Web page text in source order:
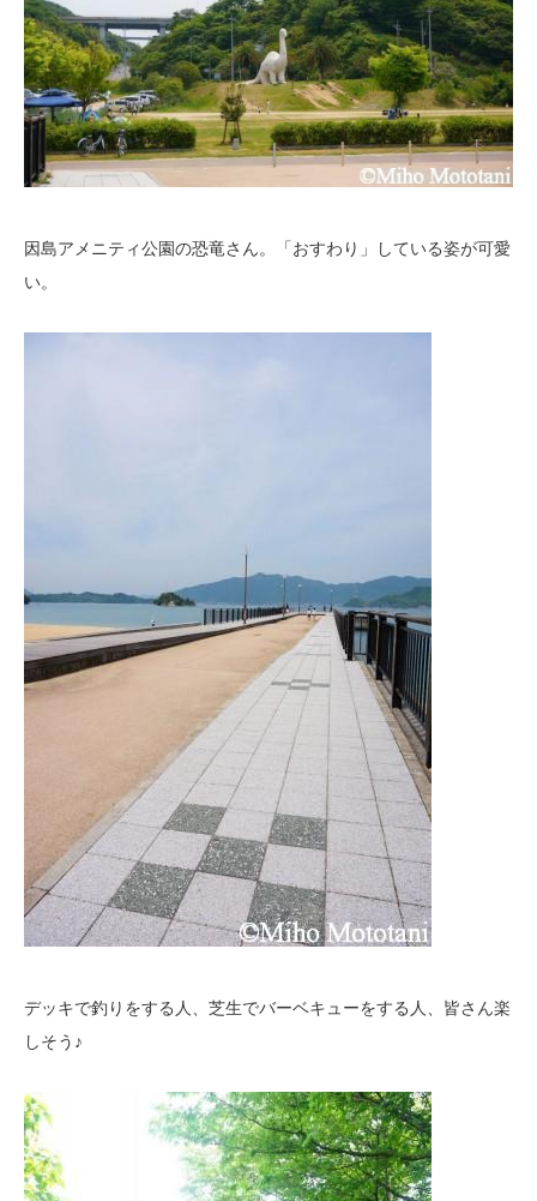
因島アメニティ公園の恐竜さん。「おすわり」している姿が可愛
い。
デッキで釣りをする人、芝生でバーベキューをする人、皆さん楽
しそう♪